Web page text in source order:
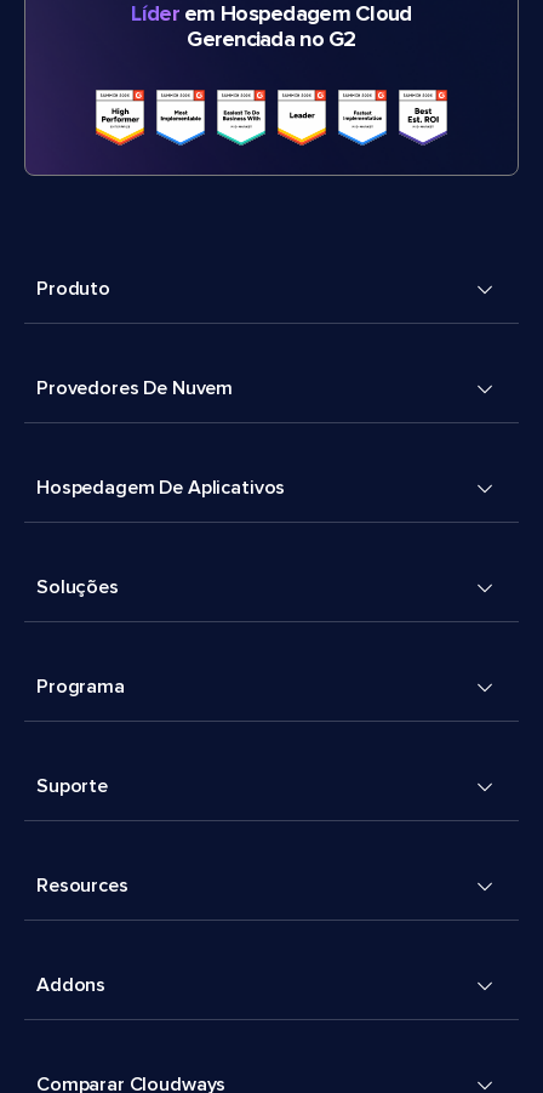
Líderem Hospedagem Cloud
Gerenciada no G2
Produto
Provedores De Nuvem
Hospedagem De Aplicativos
Soluções
Programa
Suporte
Resources
Addons
Comparar Cloudways